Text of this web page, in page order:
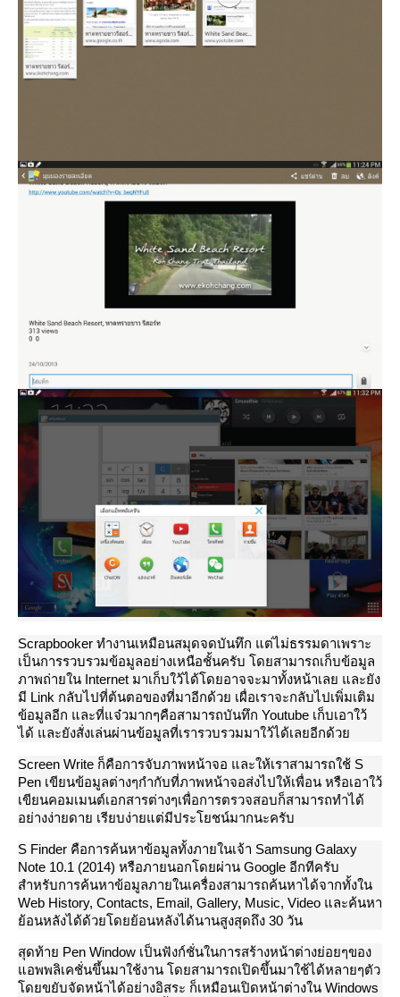
Scrapbooker ทำงานเหมือนสมุดจดบันทึก แต่ไม่ธรรมดาเพราะ
เป็นการรวบรวมข้อมูลอย่างเหนือชั้นครับ โดยสามารถเก็บข้อมูล
ภาพถ่ายใน Internet มาเก็บใว้ได้โดยอาจจะมาทั้งหน้าเลย และยัง
มี Link กลับไปที่ต้นตอของที่มาอีกด้วย เผื่อเราจะกลับไปเพิ่มเติม
ข้อมูลอีก และที่แจ๋วมากๆคือสามารถบันทึก Youtube เก็บเอาใว้
ได้ และยังสั่งเล่นผ่านข้อมูลที่เรารวบรวมมาใว้ได้เลยอีกด้ว
Screen Write ก็คือการจับภาพหน้าจอ และให้เราสามารถใช้ S
Pen เขียนข้อมูลต่างๆกำกับที่ภาพหน้าจอส่งไปให้เพื่อน หรือเอาใว้
เขียนคอมเมนต์เอกสารต่างๆเพื่อการตรวจสอบก็สามารถทำได้
อย่างง่ายดาย เรียบง่ายแต่มีประโยชน์มากนะครับ
S Finder คือการค้นหาข้อมูลทั้งภายในเจ้า Samsung Galaxy
Note 10.1 (2014) หรือภายนอกโดยผ่าน Google อีกทีครับ
สำหรับการค้นหาข้อมูลภายในเครื่องสามารถค้นหาได้จากทั้งใน
Web History, Contacts, Email, Gallery, Music, Video และค้นหา
้อนหลังได้ด้วยโดยย้อนหลังได้นานสูงสุดถึง 30 วัน
สุดท้าย Pen Window เป็นฟังก์ชั่นในการสร้างหน้าต่างย่อยๆของ
อพพลิเคชั่นขึ้นมาใช้งาน โดยสามารถเปิดขึ้นมาใช้ได้หลายๆตัว
ดยขยับจัดหน้าได้อย่างอิสระ ก็เหมือนเปิดหน้าต่างใน Windows